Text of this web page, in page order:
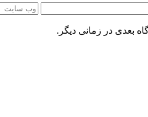
بعدی در زمانی دیگر.